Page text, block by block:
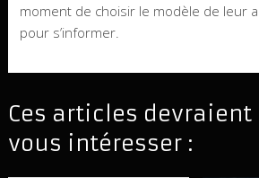
moment de choisir le modèle de leur
pour s’informer.
Ces articles
vous intéresser :